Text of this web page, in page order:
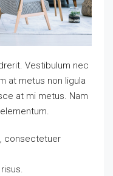
Vestibulum nec
at metus non ligula
at mi metus. Nam
consectetuer